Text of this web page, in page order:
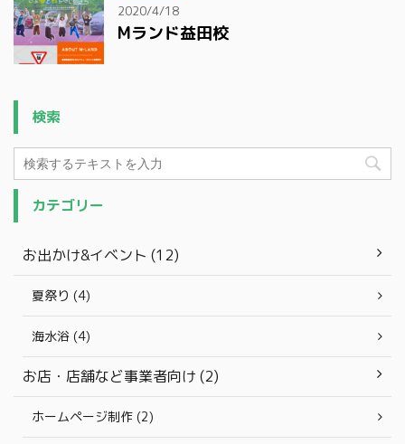
2020/4/18
Mランド益田校
検索
カテゴリー
お出かけ&イベント (12)
夏祭り (4)
海水浴 (4)
お店・店舗など事業者向け (2)
ホームページ制作 (2)